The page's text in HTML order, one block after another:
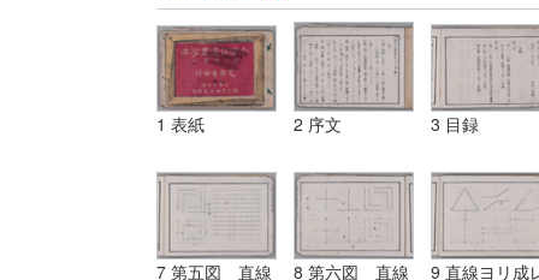
1 表紙 2 序文 3 目録
7 第五図 直線
8 第六図 直線
9 直線ヨリ成